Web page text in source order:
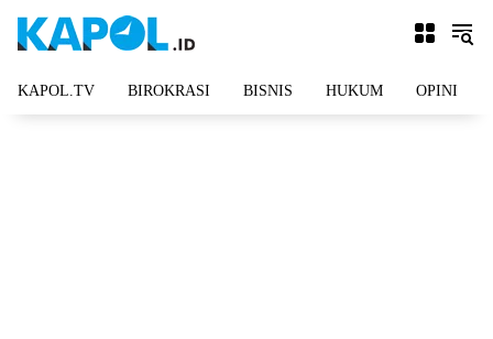
KAPOL.TV BIROKRASI BISNIS HUKUM OPINI